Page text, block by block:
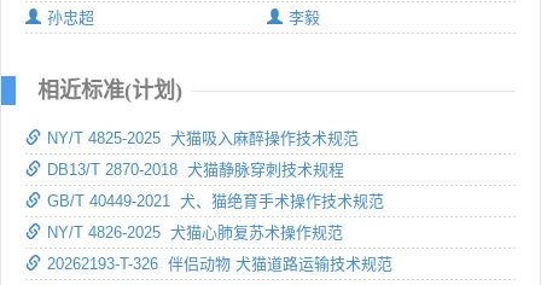
孙忠超
李毅
相近标准(计划)
NY/T 4825-2025 犬猫吸入麻醉操作技术规范
DB13/T 2870-2018 犬猫静脉穿刺技术规程
GB/T 40449-2021 犬、猫绝育手术操作技术规范
NY/T 4826-2025 犬猫心肺复苏术操作规范
20262193-T-326 伴侣动物 犬猫道路运输技术规范